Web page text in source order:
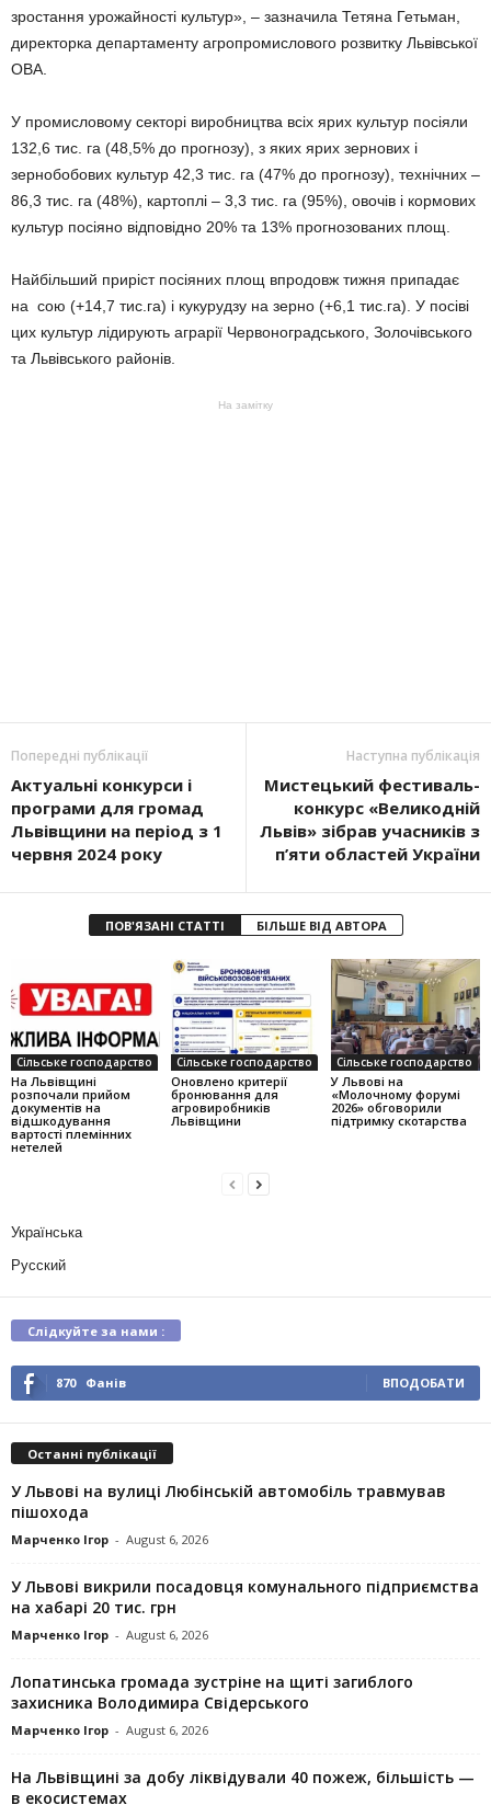
зростання урожайності культур», – зазначила Тетяна Гетьман,
директорка департаменту агропромислового розвитку Львівської
ОВА.
У промисловому секторі виробництва всіх ярих культур посіяли
132,6 тис. га (48,5% до прогнозу), з яких ярих зернових і
зернобобових культур 42,3 тис. га (47% до прогнозу), технічних –
86,3 тис. га (48%), картоплі – 3,3 тис. га (95%), овочів і кормових
культур посіяно відповідно 20% та 13% прогнозованих площ.
Найбільший приріст посіяних площ впродовж тижня припадає
на сою (+14,7 тис.га) і кукурудзу на зерно (+6,1 тис.га). У посіві
цих культур лідирують аграрії Червоноградського, Золочівського
та Львівського районів.
На замітку
Попередні публікації
Актуальні конкурси і
програми для громад
Львівщини на період з 1
червня 2024 року
Наступна публікація
Мистецький фестиваль-
конкурс «Великодній
Львів» зібрав учасників з
п’яти областей України
ПОВ'ЯЗАНІ СТАТТІ БІЛЬШЕ ВІД АВТОРА
Сільське господарство
На Львівщині
розпочали прийом
документів на
відшкодування
вартості племінних
нетелей
Сільське господарство
Оновлено критерії
бронювання для
агровиробників
Львівщини
Сільське господарство
У Львові на
«Молочному форумі
2026» обговорили
підтримку скотарства
Українська
Русский
Слідкуйте за нами :
870 Фанів ВПОДОБАТИ
Останні публікації
У Львові на вулиці Любінській автомобіль травмував
пішохода
Марченко Ігор - August 6, 2026
У Львові викрили посадовця комунального підприємства
на хабарі 20 тис. грн
Марченко Ігор - August 6, 2026
Лопатинська громада зустріне на щиті загиблого
захисника Володимира Свідерського
Марченко Ігор - August 6, 2026
На Львівщині за добу ліквідували 40 пожеж, більшість —
в екосистемах